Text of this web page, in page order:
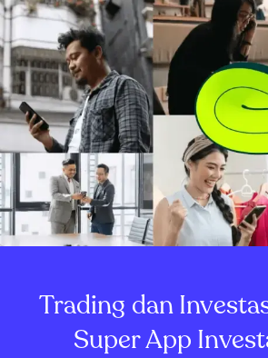
Trading dan
Super App